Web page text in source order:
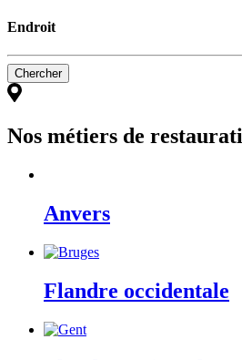
Endroit
Nos métiers de
Anvers
Flandre occidentale